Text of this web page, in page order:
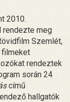
2010.
rendezte meg
Szemlét,
filmeket
rendeztek
során 24
című
hallgatók